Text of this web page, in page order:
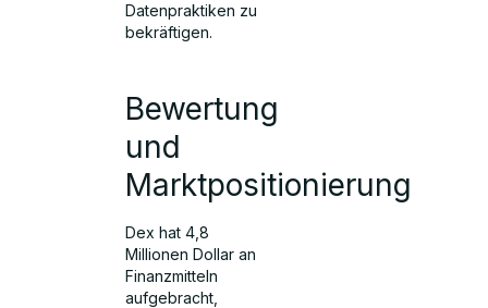
Datenpraktiken zu
bekräftigen.
Bewertung
und
Marktpositionierung
Dex hat 4,8
Millionen Dollar an
Finanzmitteln
aufgebracht,